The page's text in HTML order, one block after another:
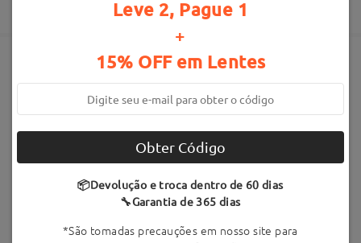
tempo de envio
20-30 dias úteis
detalhes
Armações Semelhantes
Thread6 R$199,90 Punk014 R$199,90
Leve 2, Pague 1
+
15% OFF em Lentes
Obter Código
📦Devolução e troca dentro de 60 dias
🔧Garantia de 365 dias
*São tomadas precauções em nosso site para